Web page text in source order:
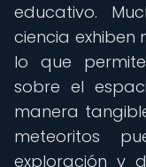
educativo.
ciencia exhiben
lo que
sobre el
manera
meteoritos
exploración y